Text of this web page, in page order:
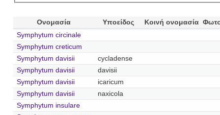
Ονομασία Υποείδος Κοινή ονομασία
Symphytum circinale
Symphytum creticum
Symphytum davisii
cycladense
Symphytum davisii
davisii
Symphytum davisii
icaricum
Symphytum davisii
naxicola
Symphytum insulare